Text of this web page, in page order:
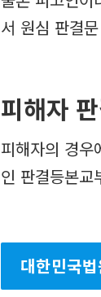
서 원심 판결
피해자
피해자의 경우
인 판결등본교
대한민국